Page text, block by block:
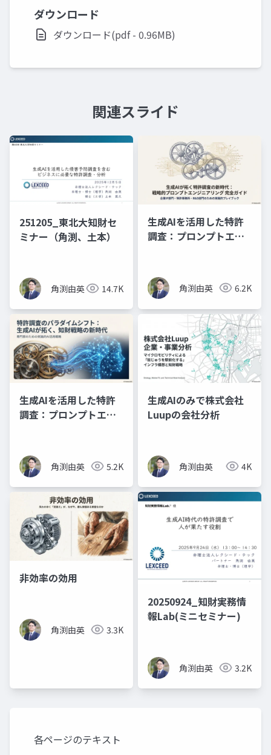
ダウンロード
ダウンロード(pdf - 0.96MB)
関連スライド
251205_東北大知財セ
ミナー（角渕、土本）
角渕由英 14.7K
生成AIを活用した特許
調査：プロンプトエン
角渕由英 6.2K
生成AIを活用した特許
調査：プロンプトエン
角渕由英 5.2K
生成AIのみで株式会社
Luupの会社分析
角渕由英 4K
非効率の効用
角渕由英 3.3K
20250924_知財実務情
報Lab(ミニセミナー)
角渕由英 3.2K
各ページのテキスト